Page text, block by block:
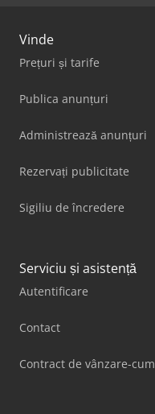
Vinde
Prețuri și tarife
Publica anunțuri
Administrează anunțuri
Rezervați publicitate
Sigiliu de încredere
Serviciu și asistență
Autentificare
Contact
Contract de vânzare-